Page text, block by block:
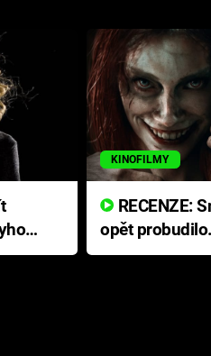
KINOFILMY
opět
přichází s